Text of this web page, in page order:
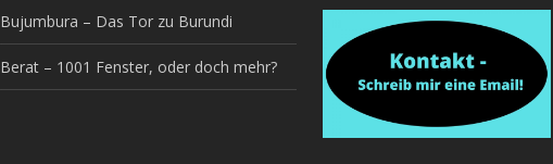
Bujumbura – Das Tor zu Burundi
Berat – 1001 Fenster, oder doch mehr?